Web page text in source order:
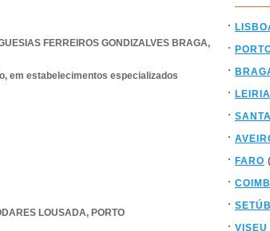
FERREIROS GONDIZALVES BRAGA,
em estabelecimentos especializados
LOUSADA, PORTO
LEIRIA
FARO
VISEU